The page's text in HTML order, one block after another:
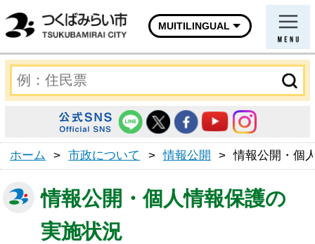
MUITILINGUAL
ホーム > 市政について > 情報公開 > 情報公開・個
情報公開・個人情報保護の
実施状況